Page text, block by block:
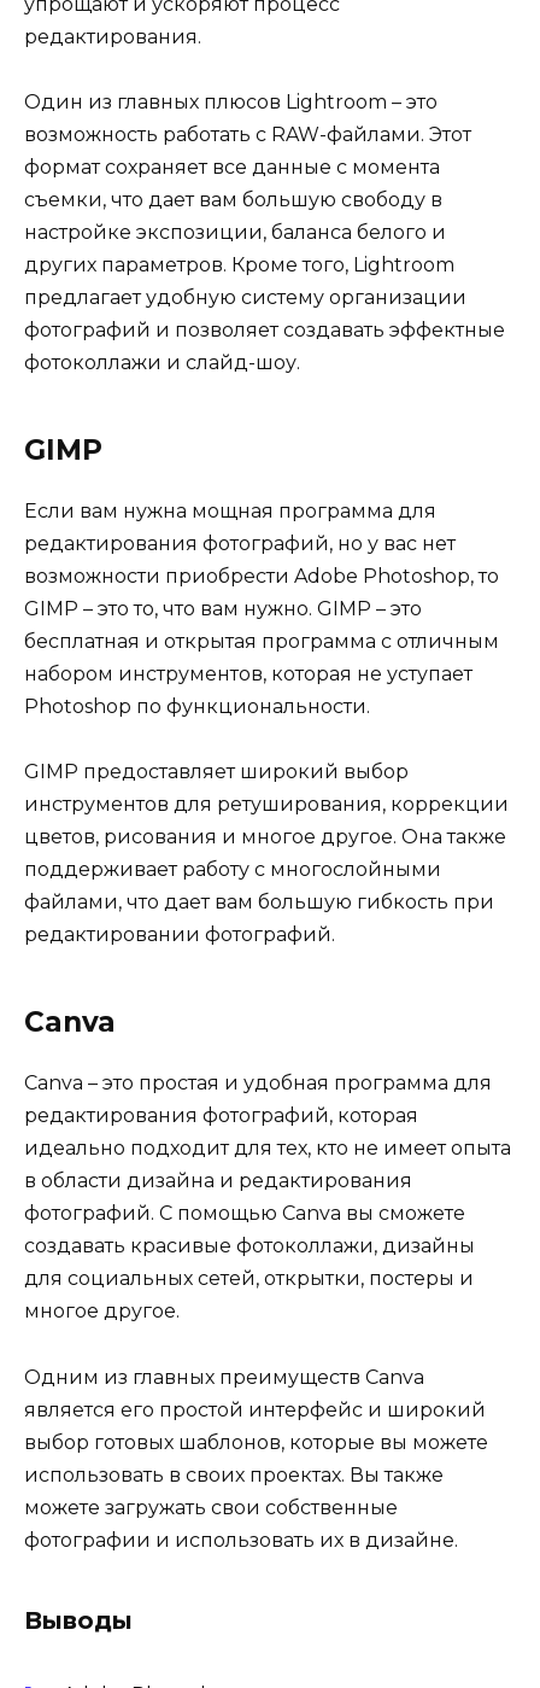
редактирования.
Один из главных плюсов Lightroom – это
возможность работать с RAW-файлами. Этот
формат сохраняет все данные с момента
съемки, что дает вам большую свободу в
настройке экспозиции, баланса белого и
других параметров. Кроме того, Lightroom
предлагает удобную систему организации
фотографий и позволяет создавать эффектные
фотоколлажи и слайд-шоу.
GIMP
Если вам нужна мощная программа для
редактирования фотографий, но у вас нет
возможности приобрести Adobe Photoshop, то
GIMP – это то, что вам нужно. GIMP – это
бесплатная и открытая программа с отличным
набором инструментов, которая не уступает
Photoshop по функциональности.
GIMP предоставляет широкий выбор
инструментов для ретуширования, коррекции
цветов, рисования и многое другое. Она также
поддерживает работу с многослойными
файлами, что дает вам большую гибкость при
редактировании фотографий.
Canva
Canva – это простая и удобная программа для
редактирования фотографий, которая
идеально подходит для тех, кто не имеет опыта
в области дизайна и редактирования
фотографий. С помощью Canva вы сможете
создавать красивые фотоколлажи, дизайны
для социальных сетей, открытки, постеры и
многое другое.
Одним из главных преимуществ Canva
является его простой интерфейс и широкий
выбор готовых шаблонов, которые вы можете
использовать в своих проектах. Вы также
можете загружать свои собственные
фотографии и использовать их в дизайне.
Выводы